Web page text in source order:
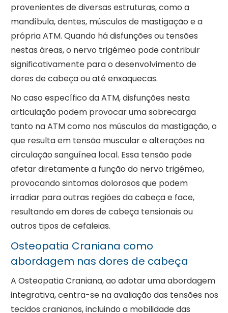
provenientes de diversas estruturas, como a
mandíbula, dentes, músculos de mastigação e a
própria ATM. Quando há disfunções ou tensões
nestas áreas, o nervo trigémeo pode contribuir
significativamente para o desenvolvimento de
dores de cabeça ou até enxaquecas.
No caso específico da ATM, disfunções nesta
articulação podem provocar uma sobrecarga
tanto na ATM como nos músculos da mastigação, o
que resulta em tensão muscular e alterações na
circulação sanguínea local. Essa tensão pode
afetar diretamente a função do nervo trigémeo,
provocando sintomas dolorosos que podem
irradiar para outras regiões da cabeça e face,
resultando em dores de cabeça tensionais ou
outros tipos de cefaleias.
Osteopatia Craniana como
abordagem nas dores de cabeça
A Osteopatia Craniana, ao adotar uma abordagem
integrativa, centra-se na avaliação das tensões nos
tecidos cranianos, incluindo a mobilidade das